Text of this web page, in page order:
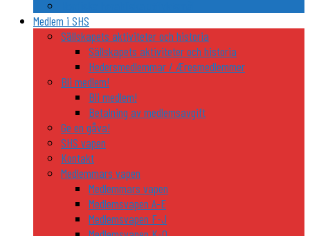
Medlem i SHS
Sällskapets aktiviteter och historia
Sällskapets aktiviteter och historia
Hedersmedlemmar / Æresmedlemmer
Bli medlem!
Bli medlem!
Betalning av medlemsavgift
Ge en gåva!
SHS vapen
Kontakt
Medlemmars vapen
Medlemmars vapen
Medlemsvapen A-E
Medlemsvapen F-J